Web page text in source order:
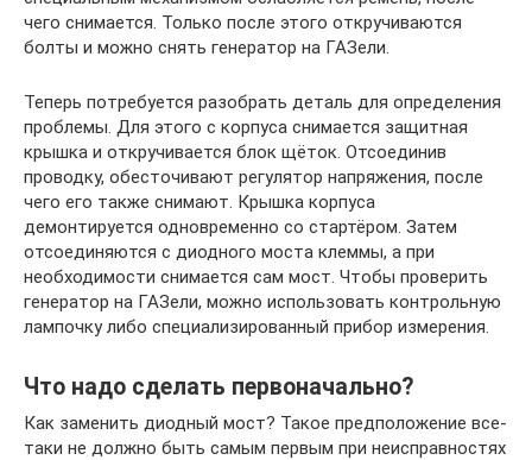
чего снимается. Только после этого откручиваются
болты и можно снять генератор на ГАЗели.
Теперь потребуется разобрать деталь для определения
проблемы. Для этого с корпуса снимается защитная
крышка и откручивается блок щёток. Отсоединив
проводку, обесточивают регулятор напряжения, после
чего его также снимают. Крышка корпуса
демонтируется одновременно со стартёром. Затем
отсоединяются с диодного моста клеммы, а при
необходимости снимается сам мост. Чтобы проверить
генератор на ГАЗели, можно использовать контрольную
лампочку либо специализированный прибор измерения.
Что надо сделать первоначально?
Как заменить диодный мост? Такое предположение все-
таки не должно быть самым первым при неисправностях